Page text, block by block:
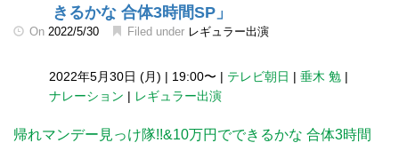
きるかな 合体3時間SP」
On 2022/5/30 Filed under レギュラー出演
2022年5月30日 (月) | 19:00〜 | テレビ朝日 | 垂木 勉 |
ナレーション | レギュラー出演
帰れマンデー見っけ隊!!&10万円でできるかな 合体3時間